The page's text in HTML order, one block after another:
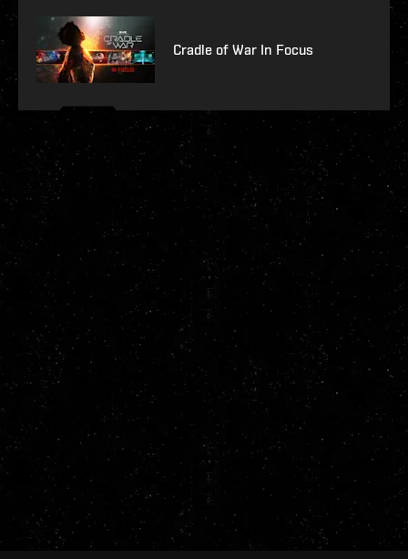
Cradle of War In Focus